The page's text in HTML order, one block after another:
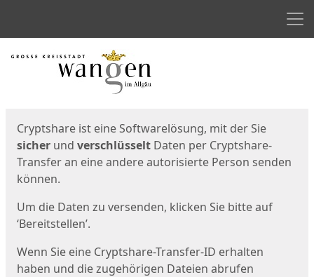
Start
Cryptshare ist eine Softwarelösung, mit der Sie
sicher und verschlüsselt Daten per Cryptshare-
Transfer an eine andere autorisierte Person senden
können.
Um die Daten zu versenden, klicken Sie bitte auf
‘Bereitstellen’.
Wenn Sie eine Cryptshare-Transfer-ID erhalten
haben und die zugehörigen Dateien abrufen